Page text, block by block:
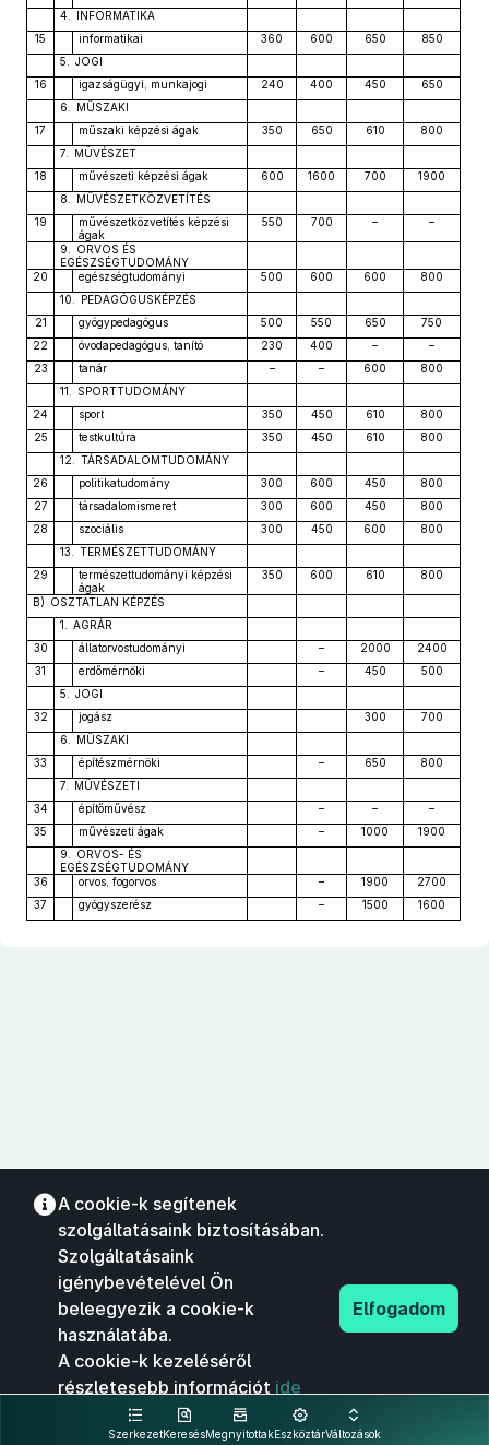
4. INFORMATIKA
15
informatikai 360 600 650
850
5. JOGI
16
igazságügyi, munkajogi 240 400 450
650
6. MŰSZAKI
17
műszaki képzési ágak 350 650 610
800
7. MŰVÉSZET
18
művészeti képzési ágak 600 1600 700
1900
8. MŰVÉSZETKÖZVETÍTÉS
19
művészetközvetítés képzési
ágak
550 700 – –
9. ORVOS ÉS
EGÉSZSÉGTUDOMÁNY
20
egészségtudományi 500 600 600
800
10. PEDAGÓGUSKÉPZÉS
21
gyógypedagógus 500 550 650
750
22
óvodapedagógus, tanító 230 400 –
–
23
tanár – – 600
800
11. SPORTTUDOMÁNY
24
sport 350 450 610
800
25
testkultúra 350 450 610
800
12. TÁRSADALOMTUDOMÁNY
26
politikatudomány 300 600 450
800
27
társadalomismeret 300 600 450
800
28
szociális 300 450 600
800
13. TERMÉSZETTUDOMÁNY
29
természettudományi képzési
ágak
350 600 610 800
B) OSZTATLAN KÉPZÉS
1. AGRÁR
30
állatorvostudományi – 2000
2400
31
erdőmérnöki – 450
500
5. JOGI
32
jogász 300
700
6. MŰSZAKI
33
építészmérnöki – 650
800
7. MŰVÉSZETI
34
építőművész – –
–
35
művészeti ágak – 1000
1900
9. ORVOS- ÉS
EGÉSZSÉGTUDOMÁNY
36
orvos, fogorvos – 1900
2700
37
gyógyszerész – 1500 1600
SzerkezetKeresésMegnyitottakEszköztárVáltozások
A cookie-k segítenek
szolgáltatásaink biztosításában.
Szolgáltatásaink
igénybevételével Ön
beleegyezik a cookie-k
használatába.
A cookie-k kezeléséről
részletesebb információt ide
kattintva olvashat.
Elfogadom